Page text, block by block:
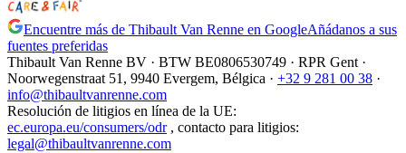
Encuentre más de Thibault Van Renne en GoogleAñádanos a sus
fuentes preferidas
Thibault Van Renne BV · BTW BE0806530749 · RPR Gent ·
Noorwegenstraat 51, 9940 Evergem, Bélgica · +32 9 281 00 38 ·
info@thibaultvanrenne.com
Resolución de litigios en línea de la UE:
ec.europa.eu/consumers/odr , contacto para litigios:
legal@thibaultvanrenne.com